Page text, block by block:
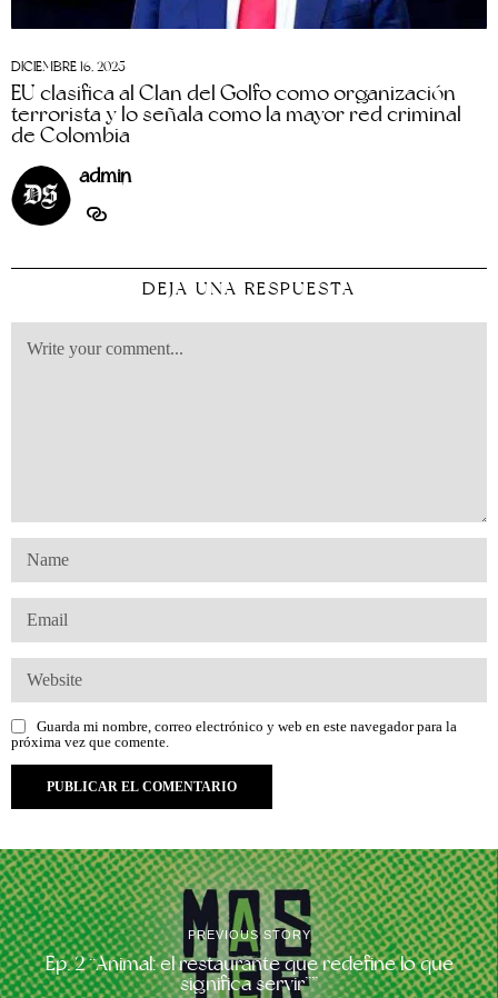
DICIEMBRE 16, 2025
EU clasifica al Clan del Golfo como organización
terrorista y lo señala como la mayor red criminal
de Colombia
admin
DEJA UNA RESPUESTA
Guarda mi nombre, correo electrónico y web en este navegador para la
próxima vez que comente.
PREVIOUS STORY
Ep. 2 “Animal: el restaurante que redefine lo que
significa servir””